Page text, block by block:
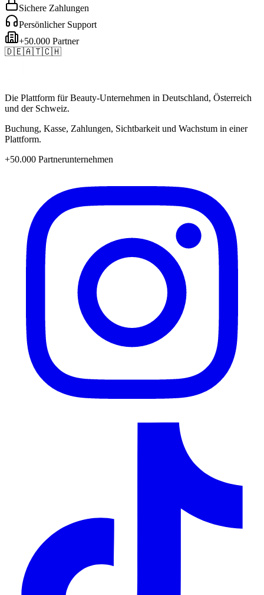
Sichere Zahlungen
Persönlicher Support
+50.000 Partner
🇩🇪🇦🇹🇨🇭
Die Plattform für Beauty-Unternehmen in Deutschland, Österreich
und der Schweiz.
Buchung, Kasse, Zahlungen, Sichtbarkeit und Wachstum in einer
Plattform.
+50.000 Partnerunternehmen